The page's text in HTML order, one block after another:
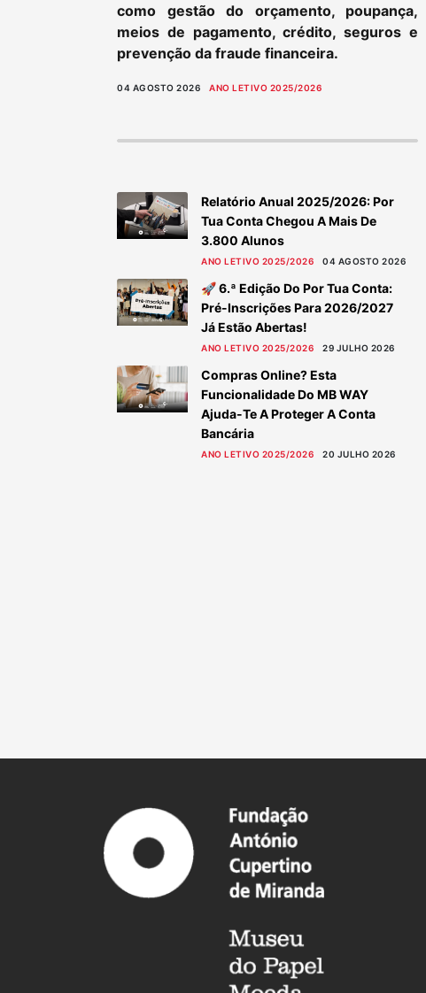
como gestão do orçamento, poupança,
meios de pagamento, crédito, seguros e
prevenção da fraude financeira.
04 AGOSTO 2026 ANO LETIVO 2025/2026
Relatório Anual 2025/2026: Por
Tua Conta Chegou A Mais De
3.800 Alunos
ANO LETIVO 2025/2026 04 AGOSTO 2026
🚀 6.ª Edição Do Por Tua Conta:
Pré-Inscrições Para 2026/2027
Já Estão Abertas!
ANO LETIVO 2025/2026 29 JULHO 2026
Compras Online? Esta
Funcionalidade Do MB WAY
Ajuda-Te A Proteger A Conta
Bancária
ANO LETIVO 2025/2026 20 JULHO 2026